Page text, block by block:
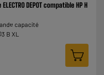
DEPOT compatible HP H
capacité
B XL